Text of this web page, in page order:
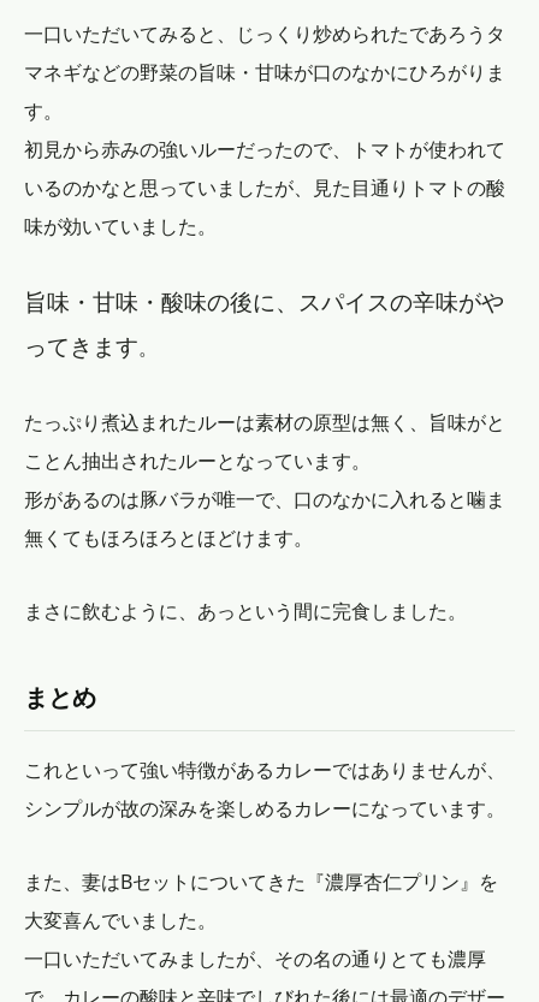
一口いただいてみると、じっくり炒められたであろうタ
マネギなどの野菜の旨味・甘味が口のなかにひろがりま
す。
初見から赤みの強いルーだったので、トマトが使われて
いるのかなと思っていましたが、見た目通りトマトの酸
味が効いていました。
旨味・甘味・酸味の後に、スパイスの辛味がや
ってきます。
たっぷり煮込まれたルーは素材の原型は無く、旨味がと
ことん抽出されたルーとなっています。
形があるのは豚バラが唯一で、口のなかに入れると噛ま
無くてもほろほろとほどけます。
まさに飲むように、あっという間に完食しました。
まとめ
これといって強い特徴があるカレーではありませんが、
シンプルが故の深みを楽しめるカレーになっています。
また、妻はBセットについてきた『濃厚杏仁プリン』を
大変喜んでいました。
一口いただいてみましたが、その名の通りとても濃厚